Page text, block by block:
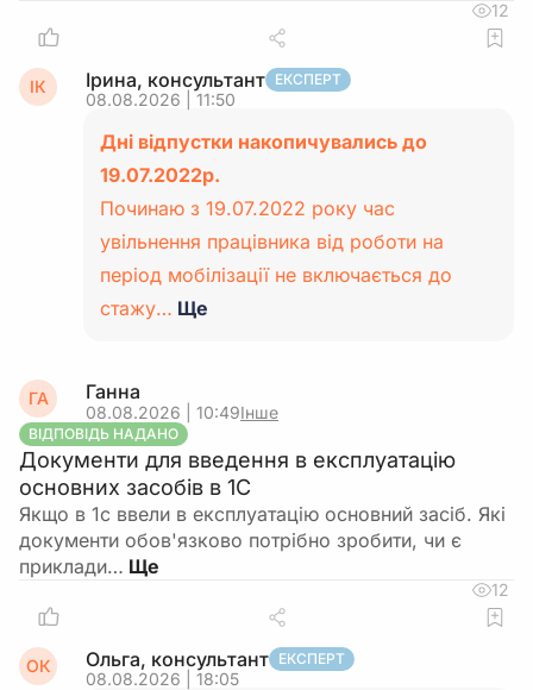
12
ІК Ірина, консультант ЕКСПЕРТ
08.08.2026 | 11:50
Дні відпустки накопичувались до
19.07.2022р.
Починаю з 19.07.2022 року час
увільнення працівника від роботи на
період мобілізації не включається до
стажу… Ще
ГА Ганна
08.08.2026 | 10:49Інше
ВІДПОВІДЬ НАДАНО
Документи для введення в експлуатацію
основних засобів в 1С
Якщо в 1с ввели в експлуатацію основний засіб. Які
документи обов'язково потрібно зробити, чи є
приклади…
12
ОК Ольга, консультант ЕКСПЕРТ
08.08.2026 | 18:05